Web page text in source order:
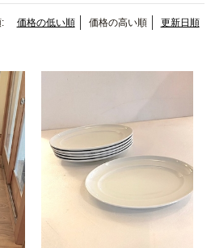
価格の低い順 価格の高い順 更新日順